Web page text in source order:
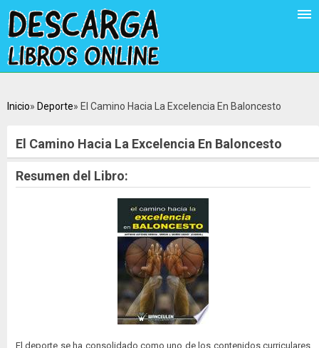
Inicio Deporte El Camino Hacia La Excelencia En Baloncesto
El Camino Hacia La Excelencia En Baloncesto
Resumen del Libro:
El deporte se ha consolidado como uno de los contenidos curriculares